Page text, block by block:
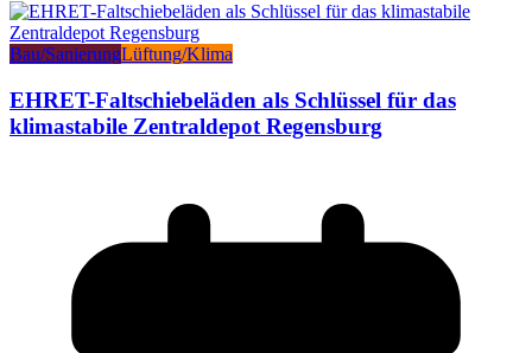
Bau/SanierungLüftung/Klima
EHRET-Faltschiebeläden als Schlüssel für das
klimastabile Zentraldepot Regensburg